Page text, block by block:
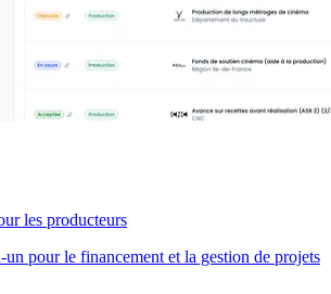
les producteurs
pour le financement et la gestion de projets